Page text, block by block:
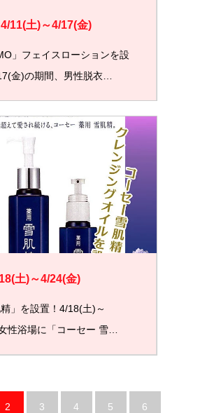
11(土)～4/17(金)
」フェイスローションを設
金)の期間、男性脱衣…
土)～4/24(金)
」を設置！4/18(土)～
性浴場に「コーセー 雪…
2 3 4 5 6